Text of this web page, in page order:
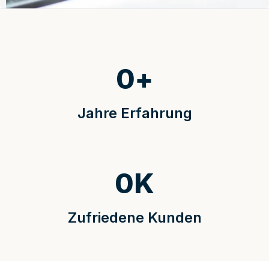
Jahre Erfahrung
0+
Zufriedene Kunden
0K